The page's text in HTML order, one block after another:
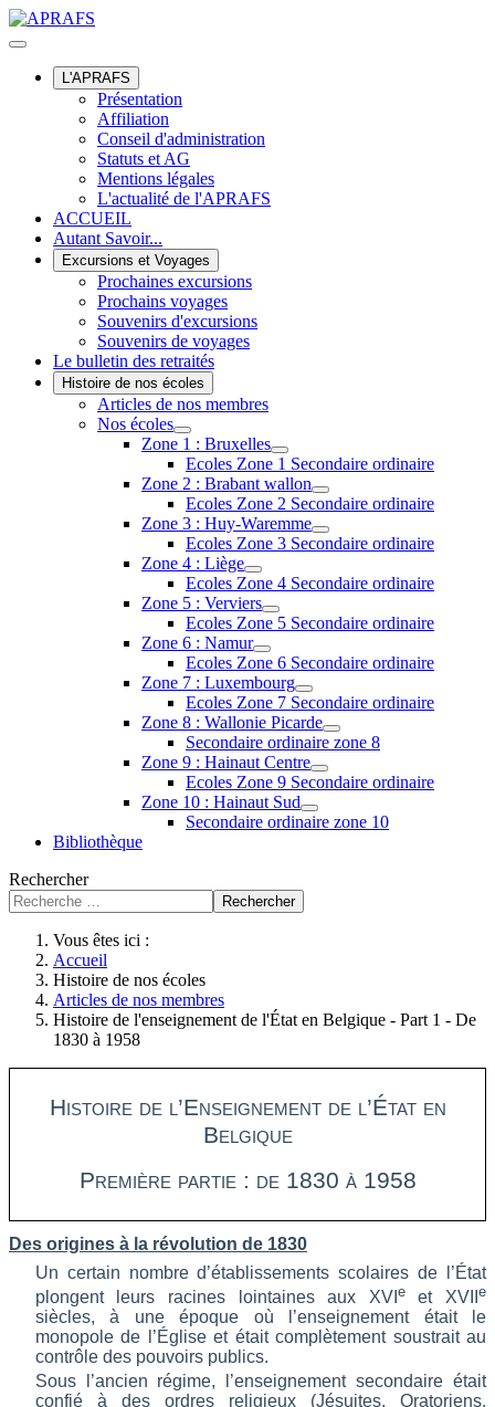
L'APRAFS
Présentation
Affiliation
Conseil d'administration
Statuts et AG
Mentions légales
L'actualité de l'APRAFS
ACCUEIL
Autant Savoir...
Excursions et Voyages
Prochaines excursions
Prochains voyages
Souvenirs d'excursions
Souvenirs de voyages
Le bulletin des retraités
Histoire de nos écoles
Articles de nos membres
Nos écoles
Zone 1 : Bruxelles
Ecoles Zone 1 Secondaire ordinaire
Zone 2 : Brabant wallon
Ecoles Zone 2 Secondaire ordinaire
Zone 3 : Huy-Waremme
Ecoles Zone 3 Secondaire ordinaire
Zone 4 : Liège
Ecoles Zone 4 Secondaire ordinaire
Zone 5 : Verviers
Ecoles Zone 5 Secondaire ordinaire
Zone 6 : Namur
Ecoles Zone 6 Secondaire ordinaire
Zone 7 : Luxembourg
Ecoles Zone 7 Secondaire ordinaire
Zone 8 : Wallonie Picarde
Secondaire ordinaire zone 8
Zone 9 : Hainaut Centre
Ecoles Zone 9 Secondaire ordinaire
Zone 10 : Hainaut Sud
Secondaire ordinaire zone 10
Bibliothèque
Rechercher
Rechercher
Vous êtes ici :
Accueil
Histoire de nos écoles
Articles de nos membres
Histoire de l'enseignement de l'État en Belgique - Part 1 - De
1830 à 1958
Histoire de l’Enseignement de l’État en
Belgique
Première partie : de 1830 à 1958
Des origines à la révolution de 1830
Un certain nombre d’établissements scolaires de l’État
plongent leurs racines lointaines aux XVI eet XVIIe
siècles, à une époque où l’enseignement était le
monopole de l’Église et était complètement soustrait au
contrôle des pouvoirs publics.
Sous l’ancien régime, l’enseignement secondaire était
confié à des ordres religieux (Jésuites, Oratoriens,